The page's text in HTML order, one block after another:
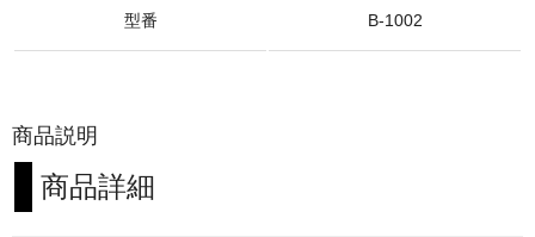
型番 B-1002
商品説明
商品詳細